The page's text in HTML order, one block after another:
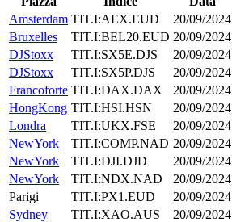
Amsterdam TIT.I:AEX.EUD 20/09/2024
Bruxelles
TIT.I:BEL20.EUD 20/09/2024
DJStoxx
TIT.I:SX5E.DJS 20/09/2024
DJStoxx
TIT.I:SX5P.DJS 20/09/2024
Francoforte TIT.I:DAX.DAX 20/09/2024
HongKong TIT.I:HSI.HSN 20/09/2024
Londra
TIT.I:UKX.FSE 20/09/2024
NewYork
TIT.I:COMP.NAD 20/09/2024
NewYork
TIT.I:DJI.DJD 20/09/2024
NewYork
TIT.I:NDX.NAD 20/09/2024
Parigi
TIT.I:PX1.EUD 20/09/2024
Sydney
TIT.I:XAO.AUS 20/09/2024